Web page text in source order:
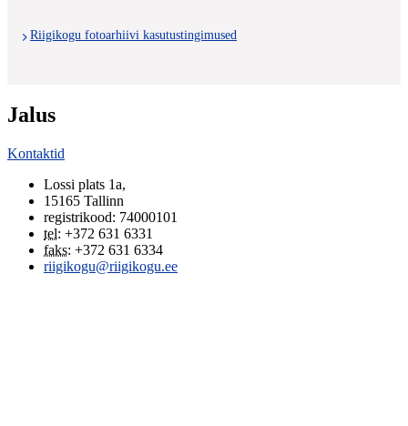
Riigikogu fotoarhiivi kasutustingimused
Jalus
Kontaktid
Lossi plats 1a,
15165 Tallinn
registrikood: 74000101
tel: +372 631 6331
faks: +372 631 6334
riigikogu@riigikogu.ee